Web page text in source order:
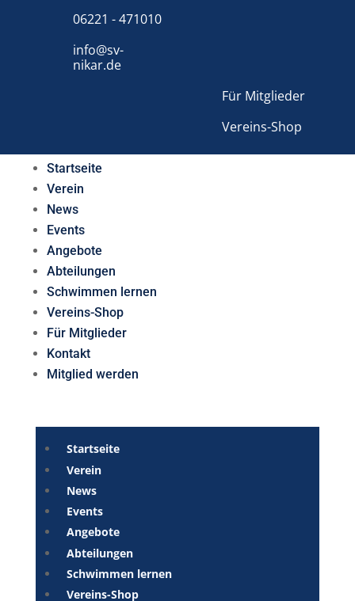
06221 - 471010
info@sv-
nikar.de
Für Mitglieder
Vereins-Shop
Startseite
Verein
News
Events
Angebote
Abteilungen
Schwimmen lernen
Vereins-Shop
Für Mitglieder
Kontakt
Mitglied werden
Startseite
Verein
News
Events
Angebote
Abteilungen
Schwimmen lernen
Vereins-Shop